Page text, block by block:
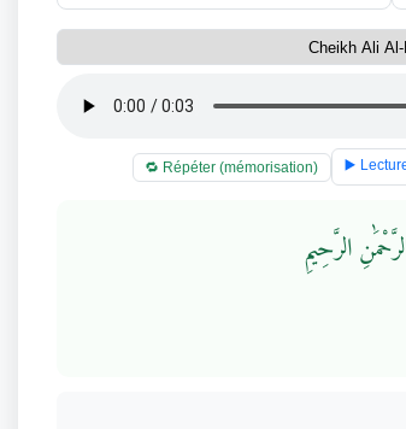
🔁 Répéter (mémorisation) ▶️
الرَّحِيمِ